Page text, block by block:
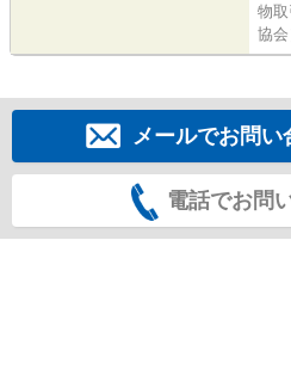
物
協
メールでお問い
電話でお問